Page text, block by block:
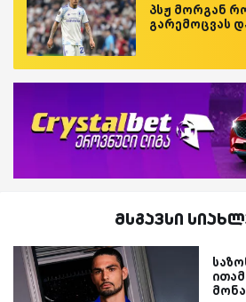
პსჟ მორგან
გარემოცვას
მსგავსი